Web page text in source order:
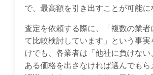
で、最高額を引き出すことが可能に
査定を依頼する際に、「複数の業者
て比較検討しています」という事実
けでも、各業者は「他社に負けない
ある価格を出さなければ選んでもら